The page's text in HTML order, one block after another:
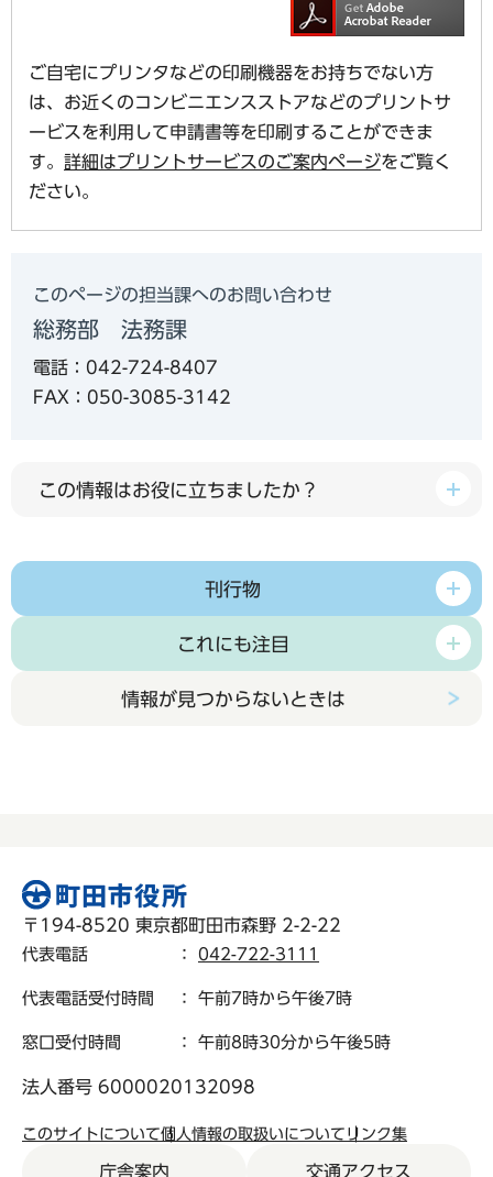
ご自宅にプリンタなどの印刷機器をお持ちでない方
は、お近くのコンビニエンスストアなどのプリントサ
ービスを利用して申請書等を印刷することができま
す。 詳細はプリントサービスのご案内ページをご覧く
ださい。
このページの担当課へのお問い合わせ
総務部 法務課
電話：042-724-8407
FAX：050-3085-3142
この情報はお役に立ちましたか？
刊行物
これにも注目
情報が見つからないときは
〒194-8520 東京都町田市森野 2-2-22
代表電話 ： 042-722-3111
代表電話受付時間 ： 午前7時から午後7時
窓口受付時間 ： 午前8時30分から午後5時
法人番号 6000020132098
このサイトについて個人情報の取扱いについて リンク集
庁舎案内 交通アクセス